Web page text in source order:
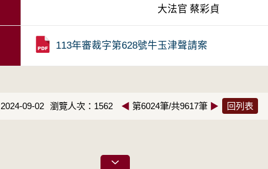
大法官 蔡彩貞
113年審裁字第628號牛玉津聲請案
09-02 瀏覽人次：1562 ◀ 第6024筆/共9617筆 ▶ 回列表